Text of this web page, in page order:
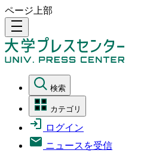
ページ上部
density_medium
検索
カテゴリ
ログイン
ニュースを受信